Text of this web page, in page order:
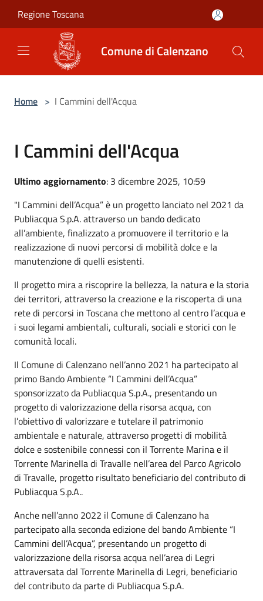
Regione Toscana
Comune di Calenzano
Home > I Cammini dell'Acqua
I Cammini dell'Acqua
Ultimo aggiornamento: 3 dicembre 2025, 10:59
"I Cammini dell’Acqua” è un progetto lanciato nel 2021 da
Publiacqua S.p.A. attraverso un bando dedicato
all’ambiente, finalizzato a promuovere il territorio e la
realizzazione di nuovi percorsi di mobilità dolce e la
manutenzione di quelli esistenti.
Il progetto mira a riscoprire la bellezza, la natura e la storia
dei territori, attraverso la creazione e la riscoperta di una
rete di percorsi in Toscana che mettono al centro l’acqua e
i suoi legami ambientali, culturali, sociali e storici con le
comunità locali.
Il Comune di Calenzano nell’anno 2021 ha partecipato al
primo Bando Ambiente “I Cammini dell’Acqua”
sponsorizzato da Publiacqua S.p.A., presentando un
progetto di valorizzazione della risorsa acqua, con
l’obiettivo di valorizzare e tutelare il patrimonio
ambientale e naturale, attraverso progetti di mobilità
dolce e sostenibile connessi con il Torrente Marina e il
Torrente Marinella di Travalle nell’area del Parco Agricolo
di Travalle, progetto risultato beneficiario del contributo di
Publiacqua S.p.A..
Anche nell’anno 2022 il Comune di Calenzano ha
partecipato alla seconda edizione del bando Ambiente “I
Cammini dell’Acqua”, presentando un progetto di
valorizzazione della risorsa acqua nell’area di Legri
attraversata dal Torrente Marinella di Legri, beneficiario
del contributo da parte di Publiacqua S.p.A.